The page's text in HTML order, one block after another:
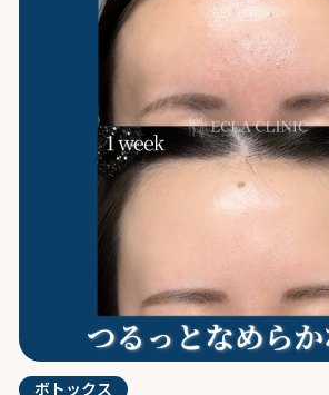
ボトックス